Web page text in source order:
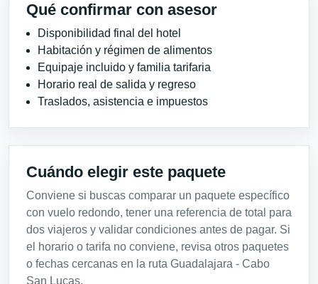
Qué confirmar con asesor
Disponibilidad final del hotel
Habitación y régimen de alimentos
Equipaje incluido y familia tarifaria
Horario real de salida y regreso
Traslados, asistencia e impuestos
Cuándo elegir este paquete
Conviene si buscas comparar un paquete específico
con vuelo redondo, tener una referencia de total para
dos viajeros y validar condiciones antes de pagar. Si
el horario o tarifa no conviene, revisa otros paquetes
o fechas cercanas en la ruta Guadalajara - Cabo
San Lucas.